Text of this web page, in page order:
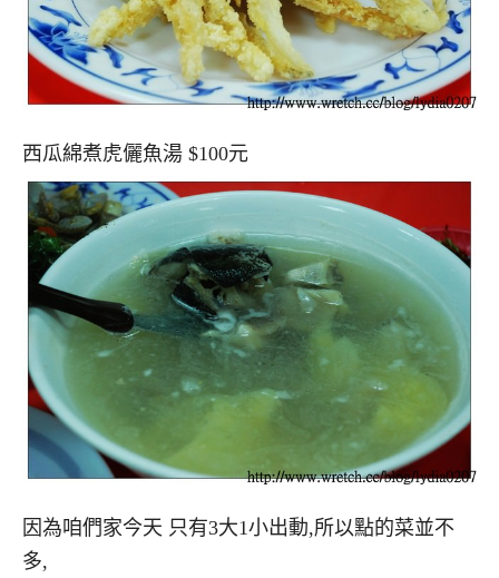
西瓜綿煮虎儷魚湯 $100元
因為咱們家今天 只有3大1小出動,所以點的菜並不
多,